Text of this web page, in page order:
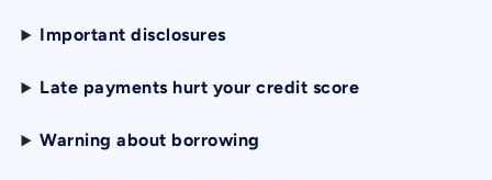
Important disclosures
Late payments hurt your credit score
Warning about borrowing